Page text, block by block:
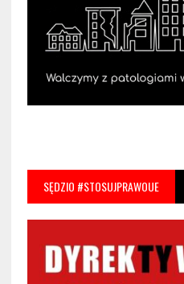
SĘDZIO #STOSUJPRAWOUE